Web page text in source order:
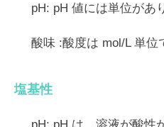
pH: pH 値には単位があ
酸味 :酸度は mol/L 単位
塩基性
pH: pH は、溶液が酸性